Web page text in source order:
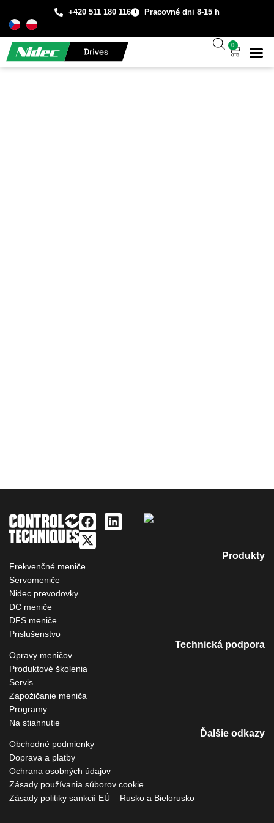
+420 511 180 116 Pracovné dni 8-15 h
0
Produkty
Frekvenčné meniče
Servomeniče
Nidec prevodovky
DC meniče
DFS meniče
Prislušenstvo
Technická podpora
Opravy meničov
Produktové školenia
Servis
Zapožičanie meniča
Programy
Na stiahnutie
Ďalšie odkazy
Obchodné podmienky
Doprava a platby
Ochrana osobných údajov
Zásady používania súborov cookie
Zásady politiky sankcií EÚ – Rusko a Bielorusko